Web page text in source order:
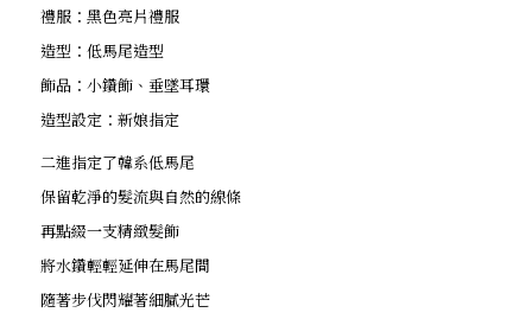
禮服：黑色亮片禮服
造型：低馬尾造型
飾品：小鑽飾、垂墜耳環
造型設定：新娘指定
二進指定了韓系低馬尾
保留乾淨的髮流與自然的線條
再點綴一支精緻髮飾
將水鑽輕輕延伸在馬尾間
隨著步伐閃耀著細膩光芒